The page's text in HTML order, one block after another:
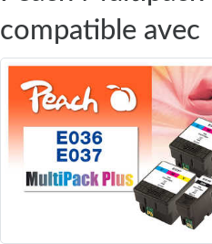
compatible avec